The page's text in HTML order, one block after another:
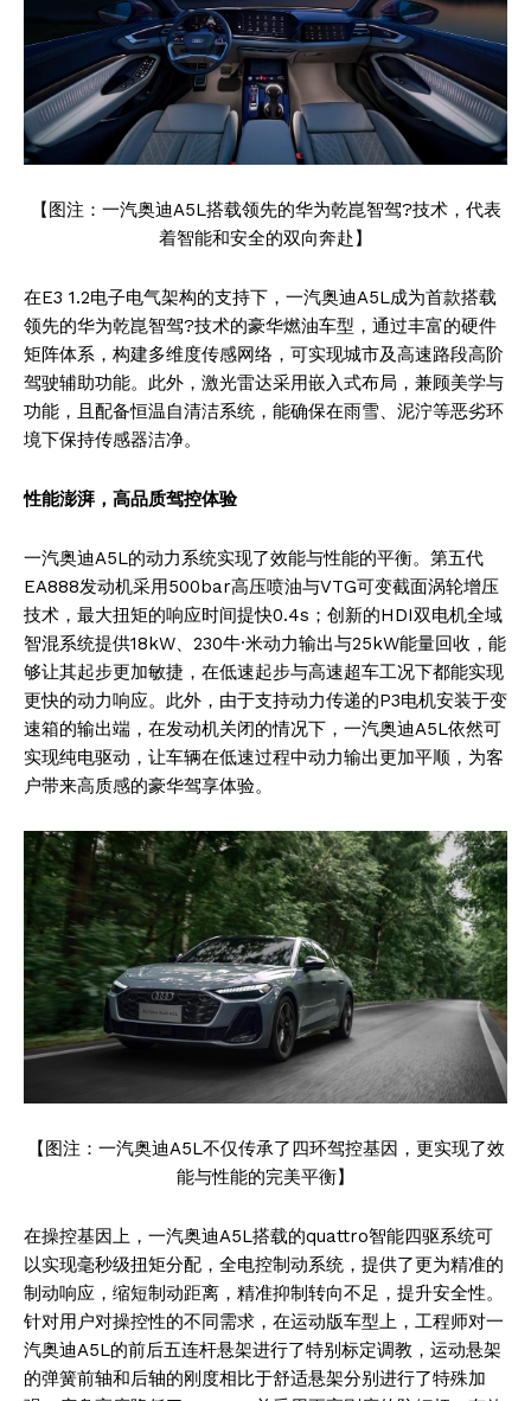
【图注：一汽奥迪A5L搭载领先的华为乾崑智驾?技术，代表
着智能和安全的双向奔赴】
在E3 1.2电子电气架构的支持下，一汽奥迪A5L成为首款搭载
领先的华为乾崑智驾?技术的豪华燃油车型，通过丰富的硬件
矩阵体系，构建多维度传感网络，可实现城市及高速路段高阶
驾驶辅助功能。此外，激光雷达采用嵌入式布局，兼顾美学与
功能，且配备恒温自清洁系统，能确保在雨雪、泥泞等恶劣环
境下保持传感器洁净。
性能澎湃 ，高品质驾控体验
一汽奥迪A5L的动力系统实现了效能与性能的平衡。第五代
EA888发动机采用500bar高压喷油与VTG可变截面涡轮增压
技术，最大扭矩的响应时间提快0.4s；创新的HDI双电机全域
智混系统提供18kW、230牛·米动力输出与25kW能量回收，能
够让其起步更加敏捷，在低速起步与高速超车工况下都能实现
更快的动力响应。此外，由于支持动力传递的P3电机安装于变
速箱的输出端，在发动机关闭的情况下，一汽奥迪A5L依然可
实现纯电驱动，让车辆在低速过程中动力输出更加平顺，为客
户带来高质感的豪华驾享体验。
【图注：一汽奥迪A5L不仅传承了四环驾控基因，更实现了效
能与性能的完美平衡】
在操控基因上，一汽奥迪A5L搭载的quattro智能四驱系统可
以实现毫秒级扭矩分配，全电控制动系统，提供了更为精准的
制动响应，缩短制动距离，精准抑制转向不足，提升安全性。
针对用户对操控性的不同需求，在运动版车型上，工程师对一
汽奥迪A5L的前后五连杆悬架进行了特别标定调教，运动悬架
的弹簧前轴和后轴的刚度相比于舒适悬架分别进行了特殊加